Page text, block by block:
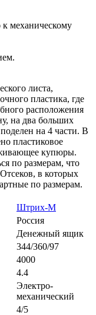
механическому
листа,
пластика, где
расположения
на два больших
на 4 части. В
пластиковое
купюры.
по размерам, что
в которых
по размерам.
Штрих-М
Россия
Денежный ящик
344/360/97
4000
4.4
Электро-
механический
4/5